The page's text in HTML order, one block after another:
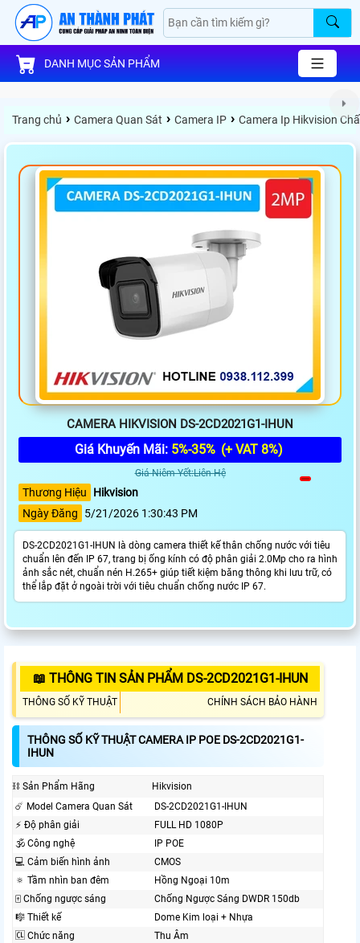
DANH MỤC SẢN PHẨM
Trang chủ › Camera Quan Sát › Camera IP › Camera Ip Hikvision
CAMERA HIKVISION DS-2CD2021G1-IHUN
Giá Khuyến Mãi: 5%-35% (+ VAT 8%)
Giá Niêm Yết:Liên Hệ
Thương Hiệu
Hikvision
Ngày Đăng
5/21/2026 1:30:43 PM
DS-2CD2021G1-IHUN là dòng camera thiết kế thân chống nước với tiêu
chuẩn lên đến IP 67, trang bị ống kính có độ phân giải 2.0Mp cho ra hình
ảnh sắc nét, chuẩn nén H.265+ giúp tiết kiệm băng thông khi lưu trữ, có
thể lắp đặt ở ngoài trời với tiêu chuẩn chống nước IP 67.
📖 THÔNG TIN SẢN PHẨM DS-2CD2021G1-IHUN
THÔNG SỐ KỸ THUẬT CHÍNH SÁCH BẢO HÀNH
THÔNG SỐ KỸ THUẬT CAMERA IP POE DS-2CD2021G1-
IHUN
⛓ Sản Phẩm Hãng
Hikvision
☄️ Model Camera Quan Sát
DS-2CD2021G1-IHUN
️⚡ Độ phân giải
FULL HD 1080P
🕉️ Công nghệ
IP POE
💻 Cảm biến hình ảnh
CMOS
🔅 Tầm nhìn ban đêm
Hồng Ngoại 10m
🀄 Chống ngược sáng
Chống Ngược Sáng DWDR 150db
🎼️ Thiết kế
Dome Kim loại + Nhựa
🆑 Chức năng
Thu Âm